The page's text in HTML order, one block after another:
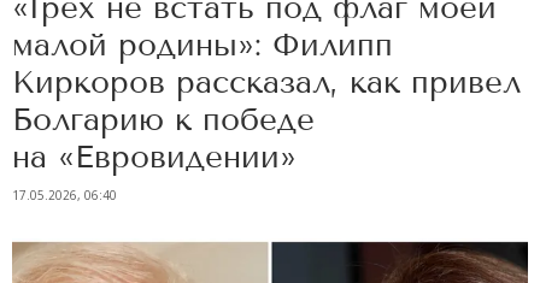
«Грех не встать под флаг моей
малой родины»: Филипп
Киркоров рассказал, как привел
Болгарию к победе
на «Евровидении»
17.05.2026, 06:40